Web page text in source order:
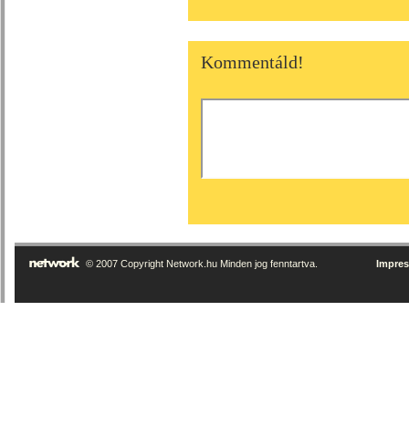
Kommentáld!
© 2007 Copyright Network.hu Minden jog fenntartva.